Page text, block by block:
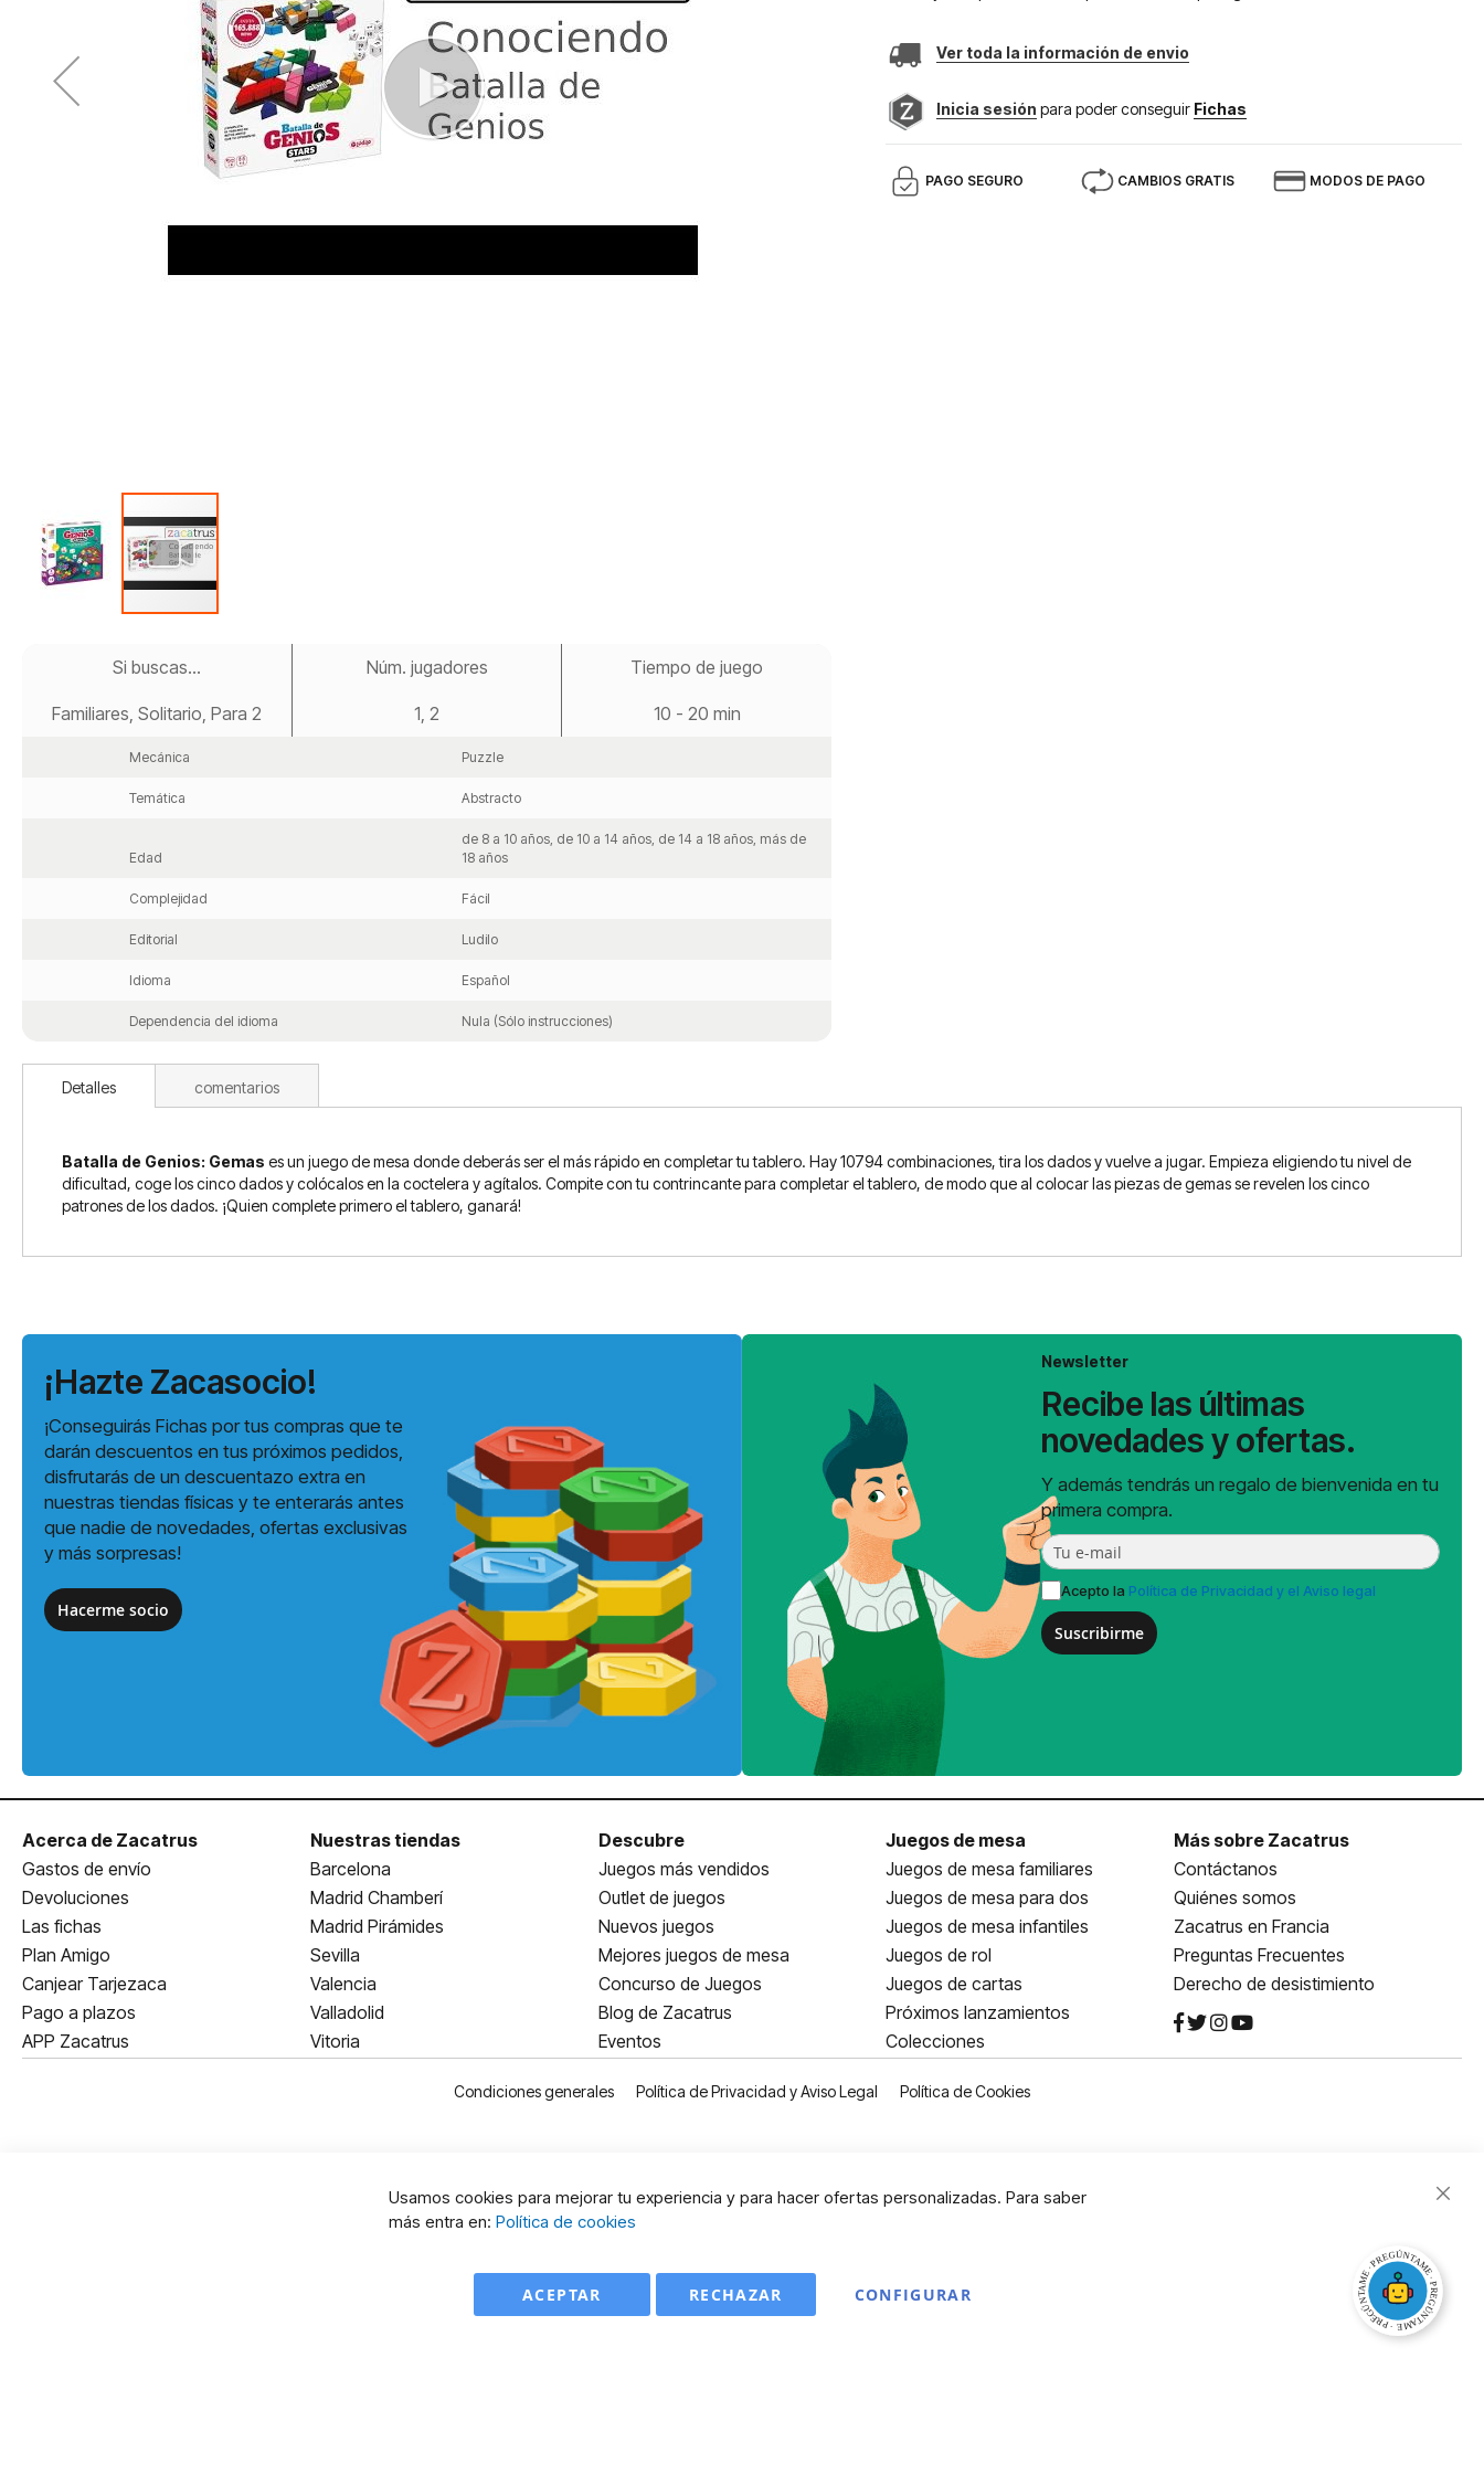
Ver toda la información de envio
Inicia sesión para poder conseguir Fichas
PAGO SEGURO CAMBIOS GRATIS MODOS DE PAGO
Si buscas...
Familiares, Solitario, Para 2
Núm. jugadores
1, 2
Tiempo de juego
10 - 20 min
Mecánica Puzzle
Temática Abstracto
Edad
de 8 a 10 años, de 10 a 14 años, de 14 a 18 años, más de
18 años
Complejidad Fácil
Editorial Ludilo
Idioma Español
Dependencia del idioma Nula (Sólo instrucciones)
Detalles
Batalla de Genios: Gemas es un juego de mesa donde deberás ser el más rápido en completar tu tablero. Hay 10794 combinaciones, tira los dados y vuelve a jugar. Empieza eligiendo tu nivel de
dificultad, coge los cinco dados y colócalos en la coctelera y agítalos. Compite con tu contrincante para completar el tablero, de modo que al colocar las piezas de gemas se revelen los cinco
patrones de los dados. ¡Quien complete primero el tablero, ganará!
comentarios
¡Hazte Zacasocio!
¡Conseguirás Fichas por tus compras que te
darán descuentos en tus próximos pedidos,
disfrutarás de un descuentazo extra en
nuestras tiendas físicas y te enterarás antes
que nadie de novedades, ofertas exclusivas
y más sorpresas!
Hacerme socio
Newsletter
Recibe las últimas
novedades y ofertas.
Y además tendrás un regalo de bienvenida en tu
primera compra.
Acepto la Política de Privacidad y el Aviso legal
Suscribirme
Acerca de Zacatrus
Gastos de envío
Devoluciones
Las fichas
Plan Amigo
Canjear Tarjezaca
Pago a plazos
APP Zacatrus
Nuestras tiendas
Barcelona
Madrid Chamberí
Madrid Pirámides
Sevilla
Valencia
Valladolid
Vitoria
Descubre
Juegos más vendidos
Outlet de juegos
Nuevos juegos
Mejores juegos de mesa
Concurso de Juegos
Blog de Zacatrus
Eventos
Juegos de mesa
Juegos de mesa familiares
Juegos de mesa para dos
Juegos de mesa infantiles
Juegos de rol
Juegos de cartas
Próximos lanzamientos
Colecciones
Más sobre Zacatrus
Contáctanos
Quiénes somos
Zacatrus en Francia
Preguntas Frecuentes
Derecho de desistimiento
Condiciones generales Política de Privacidad y Aviso Legal Política de Cookies
Usamos cookies para mejorar tu experiencia y para hacer ofertas personalizadas. Para saber
más entra en: Política de cookies
ACEPTAR CONFIGURAR
RECHAZAR